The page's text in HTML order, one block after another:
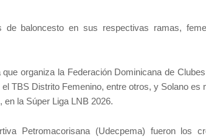
baloncesto en sus respectivas ramas,
organiza la Federación Dominicana de
TBS Distrito Femenino, entre otros, y Solano es
la Súper Liga LNB 2026.
Petromacorisana (Udecpema) fueron los